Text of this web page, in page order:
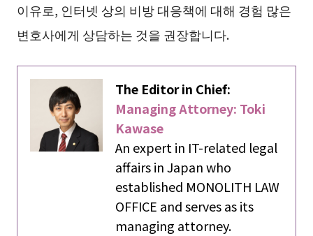
이유로, 인터넷 상의 비방 대응책에 대해 경험 많은
변호사에게 상담하는 것을 권장합니다.
The Editor in Chief:
Managing Attorney: Toki
Kawase
An expert in IT-related legal
affairs in Japan who
established MONOLITH LAW
OFFICE and serves as its
managing attorney.